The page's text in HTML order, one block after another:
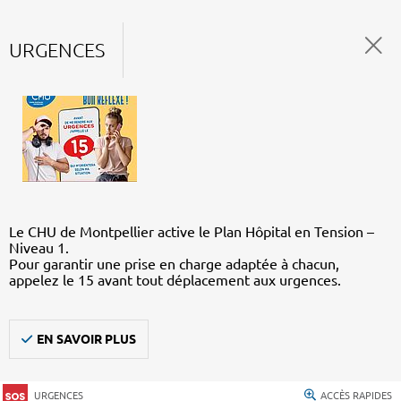
URGENCES
Le CHU de Montpellier active le Plan Hôpital en Tension –
Niveau 1.
Pour garantir une prise en charge adaptée à chacun,
appelez le 15 avant tout déplacement aux urgences.
EN SAVOIR PLUS
URGENCES ACCÈS RAPIDES